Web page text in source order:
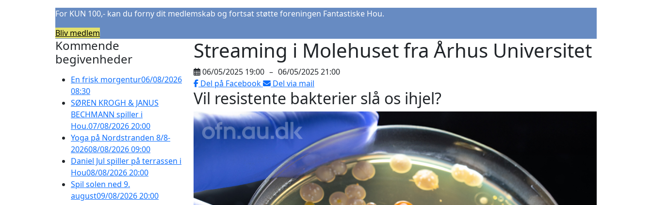
For KUN 100,- kan du forny dit medlemskab og fortsat støtte foreningen Fantastiske Hou.
Bliv medlem
Kommende
begivenheder
En frisk morgentur06/08/2026
08:30
SØREN KROGH & JANUS
BECHMANN spiller i
Hou.07/08/2026 20:00
Yoga på Nordstranden 8/8-
202608/08/2026 09:00
Daniel Jul spiller på terrassen i
Hou08/08/2026 20:00
Spil solen ned 9.
august09/08/2026 20:00
Streaming i Molehuset fra Århus Universitet
06/05/2025 19:00 – 06/05/2025 21:00
Del på Facebook
Del via mail
Vil resistente bakterier slå os ihjel?